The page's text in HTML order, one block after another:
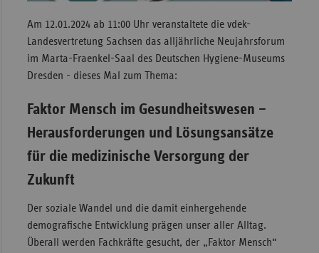
Am 12.01.2024 ab 11:00 Uhr veranstaltete die vdek-
Landesvertretung Sachsen das alljährliche Neujahrsforum
im Marta-Fraenkel-Saal des Deutschen Hygiene-Museums
Dresden - dieses Mal zum Thema:
Faktor Mensch im Gesundheitswesen –
Herausforderungen und Lösungsansätze
für die medizinische Versorgung der
Zukunft
Der soziale Wandel und die damit einhergehende
demograﬁsche Entwicklung prägen unser aller Alltag.
Überall werden Fachkräfte gesucht, der „Faktor Mensch“